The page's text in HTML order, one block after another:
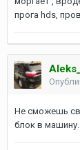
прога hds,
Не сможешь
блок в машину.